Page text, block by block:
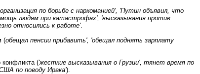
по борьбе с наркоманией', 'Путин объявил, что
людям при катастрофах', 'высказывания против
относились к работе'.
(обещал пенсии прибавить', 'обещал поднять зарплату
конфликта ('жесткие высказывания о Грузии', тянет время по
по поводу Ирака').